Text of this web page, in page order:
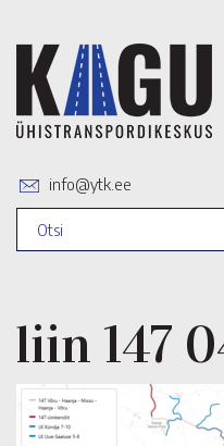
info@ytk.ee
liin 147